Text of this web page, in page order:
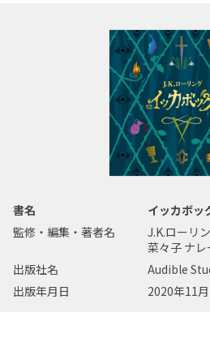
書名
イッカボ
監修・編集・著者名
J.K.ローリ
菜々子 ナ
出版社名
Audible
出版年月日
2020年11